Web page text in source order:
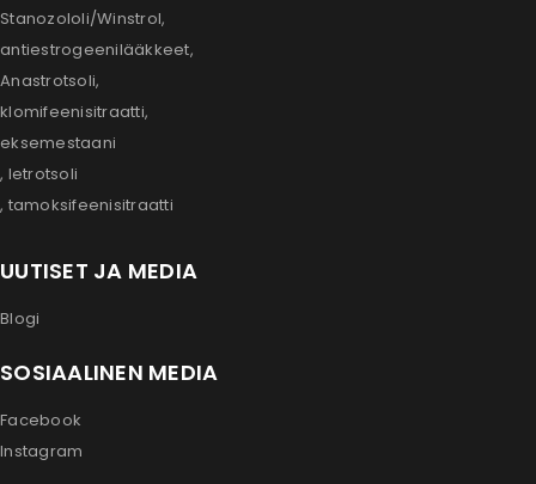
Stanozololi/Winstrol,
antiestrogeenilääkkeet,
Anastrotsoli,
klomifeenisitraatti,
eksemestaani
, letrotsoli
, tamoksifeenisitraatti
UUTISET JA MEDIA
Blogi
SOSIAALINEN MEDIA
Facebook
Instagram